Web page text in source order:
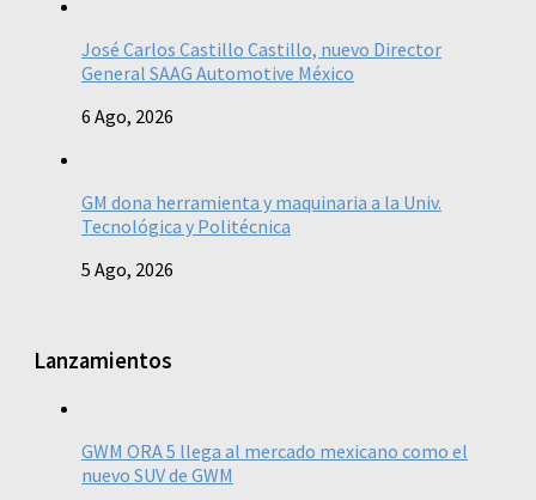
José Carlos Castillo Castillo, nuevo Director
General SAAG Automotive México
6 Ago, 2026
GM dona herramienta y maquinaria a la Univ.
Tecnológica y Politécnica
5 Ago, 2026
Lanzamientos
GWM ORA 5 llega al mercado mexicano como el
nuevo SUV de GWM